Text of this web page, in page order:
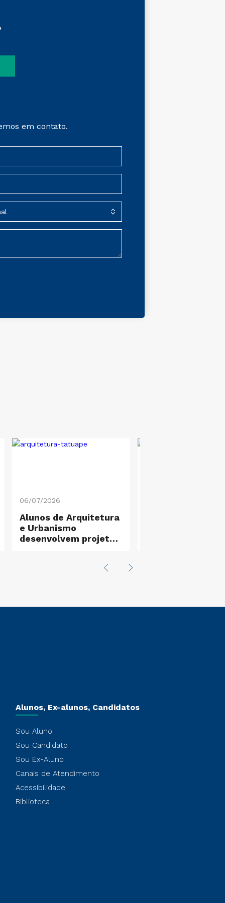
em contato.
06/07/2026
Alunos de Arquitetura
e Urbanismo
desenvolvem projetos
Alunos, Ex-alunos, Candidatos
Sou Aluno
Sou Candidato
Sou Ex-Aluno
Canais de Atendimento
Acessibilidade
Biblioteca